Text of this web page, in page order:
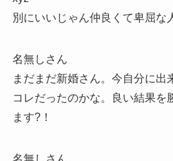
別にいいじゃん仲良くて卑屈な
名無しさん
まだまだ新婚さん。今自分に出
コレだったのかな。良い結果を
ます?！
名無しさん